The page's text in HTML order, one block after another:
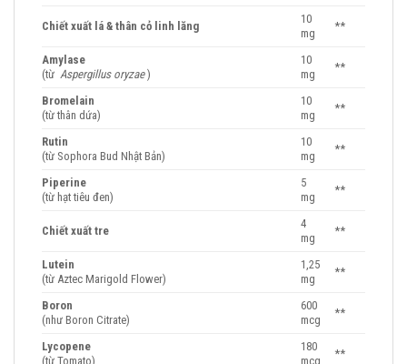
Chiết xuất lá & thân cỏ linh lăng
10
mg
**
Amylase
(từ Aspergillus oryzae)
10
mg
**
Bromelain
(từ thân dứa)
10
mg
**
Rutin
(từ Sophora Bud Nhật Bản)
10
mg
**
Piperine
(từ hạt tiêu đen)
5
mg
**
Chiết xuất tre
4
mg
**
Lutein
(từ Aztec Marigold Flower)
1,25
mg
**
Boron
(như Boron Citrate)
600
mcg
**
Lycopene
(từ Tomato)
180
mcg
**